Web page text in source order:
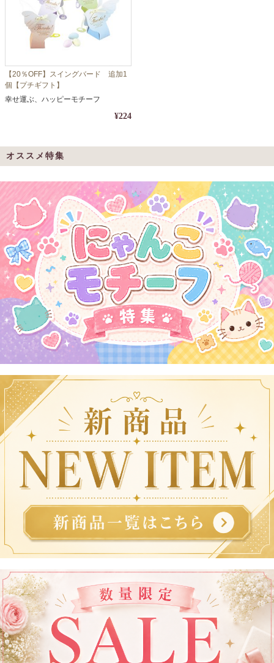
【20％OFF】スイングバード 追加1
個【プチギフト】
幸せ運ぶ、ハッピーモチーフ
¥224
オススメ特集